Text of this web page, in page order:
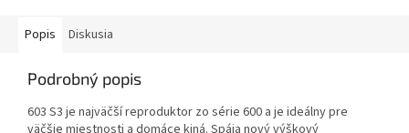
Popis Diskusia
Podrobný popis
603 S3 je najväčší reproduktor zo série 600 a je ideálny pre
väčšie miestnosti a domáce kiná. Spája nový výškový